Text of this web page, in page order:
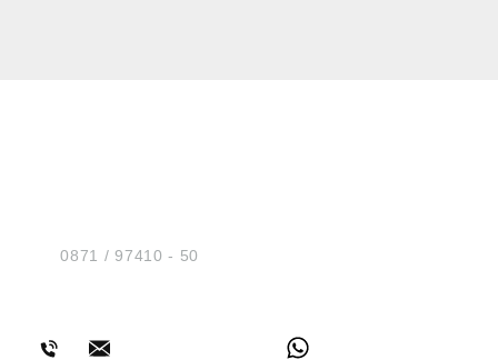
Tel.:0871 / 97410 - 50